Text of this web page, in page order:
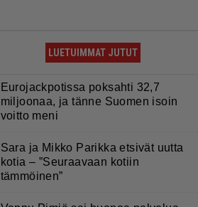
LUETUIMMAT JUTUT
Eurojackpotissa poksahti 32,7
miljoonaa, ja tänne Suomen isoin
voitto meni
Sara ja Mikko Parikka etsivät uutta
kotia – ”Seuraavaan kotiin
tämmöinen”